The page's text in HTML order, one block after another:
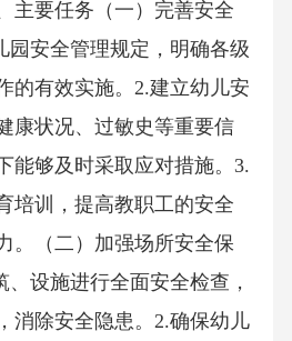
主要任务（一）完善安全
园安全管理规定，明确各级
的有效实施。2.建立幼儿安
康状况、过敏史等重要信
能够及时采取应对措施。3.
培训，提高教职工的安全
。（二）加强场所安全保
、设施进行全面安全检查，
消除安全隐患。2.确保幼儿